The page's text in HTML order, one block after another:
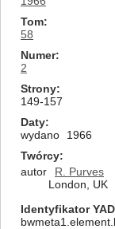
Tom
58
Numer
2
Strony
149-157
Daty
wydano
1966
Twórcy
autor
R. Purves
London, UK
Identyfikator